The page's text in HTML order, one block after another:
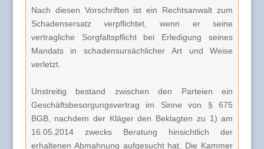
Nach diesen Vorschriften ist ein Rechtsanwalt zum
Schadensersatz verpflichtet, wenn er seine
vertragliche Sorgfaltspflicht bei Erledigung seines
Mandats in schadensursächlicher Art und Weise
verletzt.
Unstreitig bestand zwischen den Parteien ein
Geschäftsbesorgungsvertrag im Sinne von § 675
BGB, nachdem der Kläger den Beklagten zu 1) am
16.05.2014 zwecks Beratung hinsichtlich der
erhaltenen Abmahnung aufgesucht hat. Die Kammer